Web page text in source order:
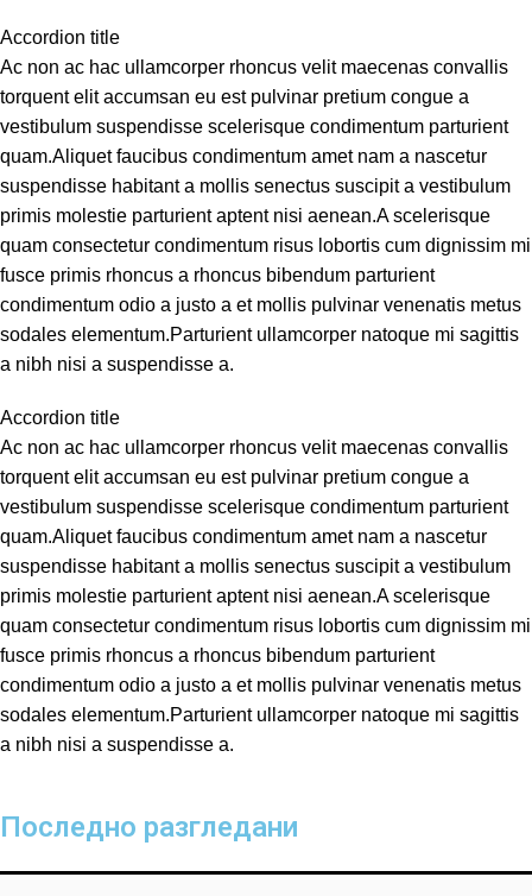
Accordion title
Ac non ac hac ullamcorper rhoncus velit maecenas convallis
torquent elit accumsan eu est pulvinar pretium congue a
vestibulum suspendisse scelerisque condimentum parturient
quam.Aliquet faucibus condimentum amet nam a nascetur
suspendisse habitant a mollis senectus suscipit a vestibulum
primis molestie parturient aptent nisi aenean.A scelerisque
quam consectetur condimentum risus lobortis cum dignissim mi
fusce primis rhoncus a rhoncus bibendum parturient
condimentum odio a justo a et mollis pulvinar venenatis metus
sodales elementum.Parturient ullamcorper natoque mi sagittis
a nibh nisi a suspendisse a.
Accordion title
Ac non ac hac ullamcorper rhoncus velit maecenas convallis
torquent elit accumsan eu est pulvinar pretium congue a
vestibulum suspendisse scelerisque condimentum parturient
quam.Aliquet faucibus condimentum amet nam a nascetur
suspendisse habitant a mollis senectus suscipit a vestibulum
primis molestie parturient aptent nisi aenean.A scelerisque
quam consectetur condimentum risus lobortis cum dignissim mi
fusce primis rhoncus a rhoncus bibendum parturient
condimentum odio a justo a et mollis pulvinar venenatis metus
sodales elementum.Parturient ullamcorper natoque mi sagittis
a nibh nisi a suspendisse a.
Последно разгледани